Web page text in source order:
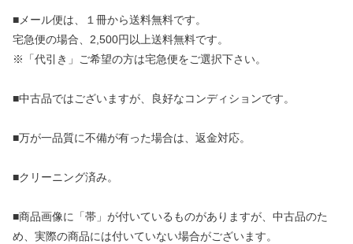
■メール便は、１冊から送料無料です。
宅急便の場合、2,500円以上送料無料です。
※「代引き」ご希望の方は宅急便をご選択下さい。
■中古品ではございますが、良好なコンディションです。
■万が一品質に不備が有った場合は、返金対応。
■クリーニング済み。
■商品画像に「帯」が付いているものがありますが、中古品のた
め、実際の商品には付いていない場合がございます。